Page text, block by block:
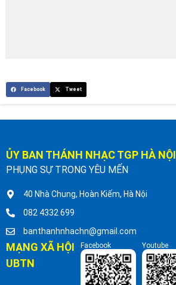
Facebook Tweet
ỦY BAN THÁNH NHẠC TGP HÀ NỘI
PHỤNG SỰ TRONG YÊU MẾN
40 Nhà Chung, Hoàn Kiếm, Hà Nội
082 4332 699
banthanhnhachn@gmail.com
MẠNG XÃ HỘI
UBTN
Facebook Youtube